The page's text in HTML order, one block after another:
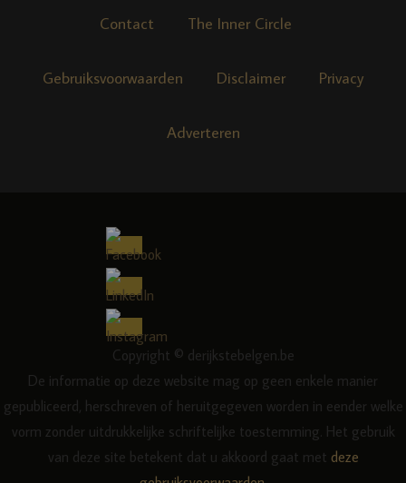
Contact The Inner Circle
Gebruiksvoorwaarden Disclaimer Privacy
Adverteren
Copyright © derijkstebelgen.be
De informatie op deze website mag op geen enkele manier
gepubliceerd, herschreven of heruitgegeven worden in eender welke
vorm zonder uitdrukkelijke schriftelijke toestemming. Het gebruik
van deze site betekent dat u akkoord gaat met deze